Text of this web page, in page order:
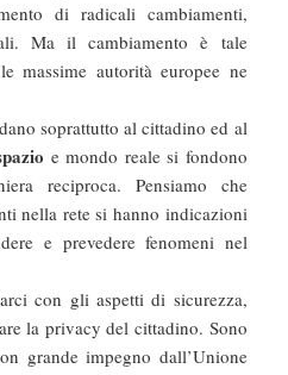
di radicali cambiamenti,
Ma il cambiamento è tale
massime autorità europee ne
soprattutto al cittadino ed al
e mondo reale si fondono
reciproca. Pensiamo che
nella rete si hanno indicazioni
e prevedere fenomeni nel
con gli aspetti di sicurezza,
la privacy del cittadino. Sono
grande impegno dall’Unione